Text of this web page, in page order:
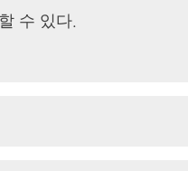
수 있다.